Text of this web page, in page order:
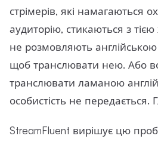
стрімерів, які намагаються
аудиторію, стикаються з
не розмовляють англійською
щоб транслювати нею. Або
транслювати ламаною
особистість не передається.
StreamFluent вирішує цю